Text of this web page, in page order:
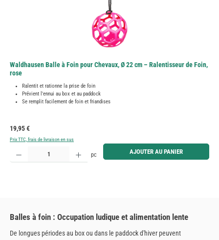
Waldhausen Balle à Foin pour Chevaux, Ø 22 cm – Ralentisseur de Foin,
rose
Ralentit et rationne la prise de foin
Prévient l'ennui au box et au paddock
Se remplit facilement de foin et friandises
Prix régulier :
19,95 €
Prix TTC, frais de livraison en sus
Quantité de produit : Entrez la quantité souhaitée ou utilisez les boutons pour augmenter ou
pc AJOUTER AU PANIER
Balles à foin : Occupation ludique et alimentation lente
De longues périodes au box ou dans le paddock d'hiver peuvent